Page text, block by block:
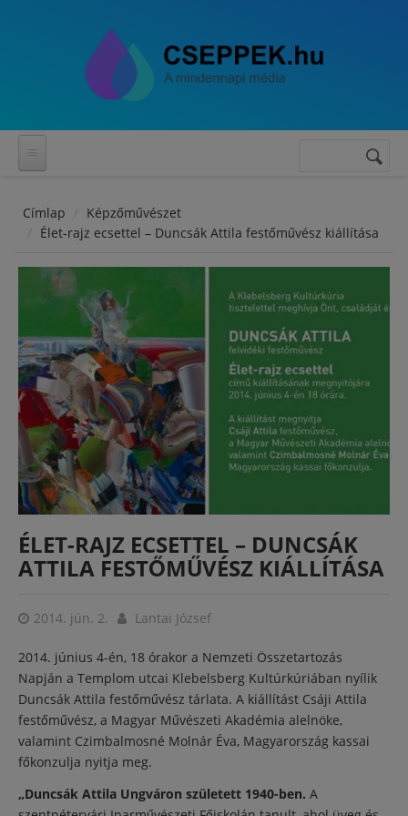
Keresés
Címlap
Képzőművészet
Élet-rajz ecsettel – Duncsák Attila festőművész kiállítása
ÉLET-RAJZ ECSETTEL – DUNCSÁK
ATTILA FESTŐMŰVÉSZ KIÁLLÍTÁSA
2014. jún. 2. Lantai József
2014. június 4-én, 18 órakor a Nemzeti Összetartozás
Napján a Templom utcai Klebelsberg Kultúrkúriában nyílik
Duncsák Attila festőművész tárlata. A kiállítást Csáji Attila
festőművész, a Magyar Művészeti Akadémia alelnöke,
valamint Czimbalmosné Molnár Éva, Magyarország kassai
főkonzulja nyitja meg.
„Duncsák Attila Ungváron született 1940-ben. A